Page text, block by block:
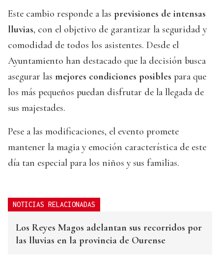
Este cambio responde a las previsiones de intensas
lluvias, con el objetivo de garantizar la seguridad y
comodidad de todos los asistentes. Desde el
Ayuntamiento han destacado que la decisión busca
asegurar las mejores condiciones posibles para que
los más pequeños puedan disfrutar de la llegada de
sus majestades.
Pese a las modificaciones, el evento promete
mantener la magia y emoción característica de este
día tan especial para los niños y sus familias.
NOTICIAS RELACIONADAS
Los Reyes Magos adelantan sus recorridos por
las lluvias en la provincia de Ourense